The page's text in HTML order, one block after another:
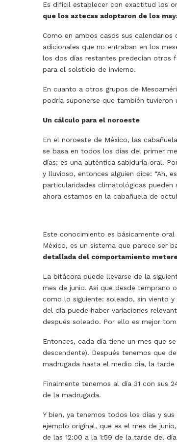
Es difícil establecer con exactitud los
que los aztecas adoptaron de los
Como en ambos casos sus
adicionales que no entraban en los
los dos días restantes predecían otros
para el solsticio de invierno.
En cuanto a otros grupos de
podría suponerse que también tuvieron
Un cálculo para el noroeste
En el noroeste de México, las
se basa en todos los días del primer
días; es una auténtica sabiduría oral.
y lluvioso, entonces alguien dice: “Ah,
particularidades climatológicas pueden
ahora estamos en la cabañuela de
Este conocimiento es básicamente
México, es un sistema que parece ser
detallada del comportamiento
La bitácora puede llevarse de la
mes de junio. Así que desde temprano
como lo siguiente: soleado, sin viento
del día puede haber variaciones
después soleado. Por ello es mejor
Entonces, cada día tiene un mes que
descendente). Después tenemos que
madrugada hasta el medio día, la tarde
Finalmente tenemos al día 31 con sus
de la madrugada.
Y bien, ya tenemos todos los días y
ejemplo original, que es el mes de
de las 12:00 a la 1:59 de la tarde del día